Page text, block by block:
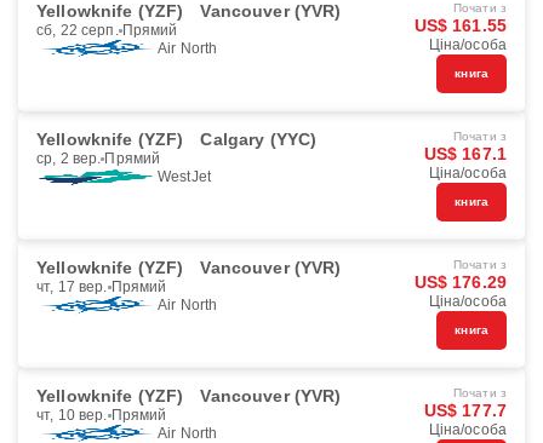
Yellowknife (YZF) Vancouver (YVR)
сб, 22 серп. Прямий
Air North
Почати з
US$ 161.55
Ціна/особа
книга
Yellowknife (YZF) Calgary (YYC)
ср, 2 вер. Прямий
WestJet
Почати з
US$ 167.1
Ціна/особа
книга
Yellowknife (YZF) Vancouver (YVR)
чт, 17 вер. Прямий
Air North
Почати з
US$ 176.29
Ціна/особа
книга
Yellowknife (YZF) Vancouver (YVR)
чт, 10 вер. Прямий
Air North
Почати з
US$ 177.7
Ціна/особа